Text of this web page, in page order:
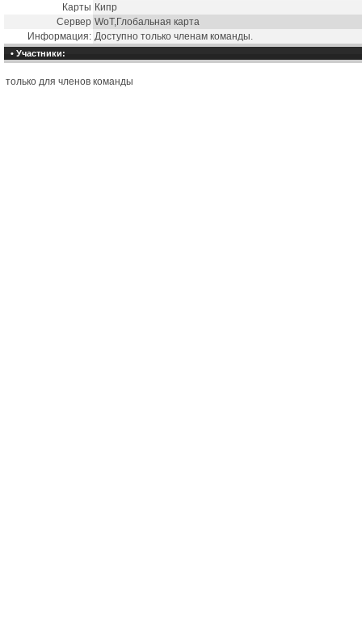
Карты Кипр
Сервер WoT,Глобальная карта
Информация: Доступно только членам команды.
• Участники:
только для членов команды